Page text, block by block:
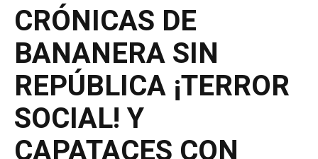
CRÓNICAS DE
BANANERA SIN
REPÚBLICA ¡TERROR
SOCIAL! Y